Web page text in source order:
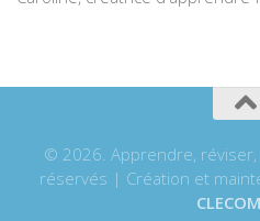
© 2026. Apprendre,
réservés | Création et